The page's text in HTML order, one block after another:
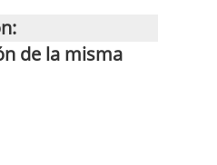
de la misma